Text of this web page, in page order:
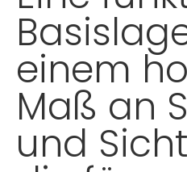
einem
Maß an
und